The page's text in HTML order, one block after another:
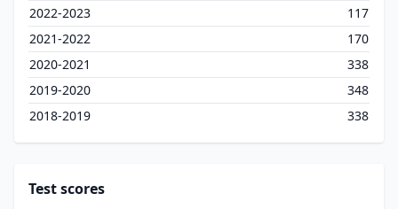
2022-2023
117
2021-2022
170
2020-2021
338
2019-2020
348
2018-2019
338
Test scores